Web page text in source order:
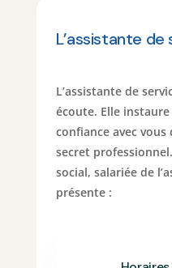
L’assistante
L’assistante de
écoute. Elle
confiance avec
secret
social, salariée de
présente :